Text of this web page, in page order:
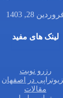
28, 1403
لینک های مفید
رزرو نوبت
در اصفهان
مقالات